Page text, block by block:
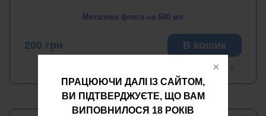
ПРАЦЮЮЧИ ДАЛІ ІЗ САЙТОМ,
ВИ ПІДТВЕРДЖУЄТЕ, ЩО ВАМ
ВИПОВНИЛОСЯ 18 РОКІВ
Металева фляга на 600 мл
200 грн В кошик